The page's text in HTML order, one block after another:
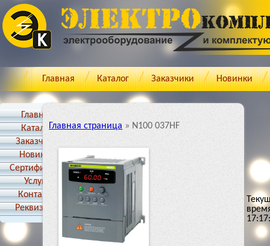
Главная Каталог Заказчики Новинки
Главная
Каталог
Заказчики
Новинки
Cертификаты
Услуги
Контакты
Реквизиты
Главная страница » N100 037HF